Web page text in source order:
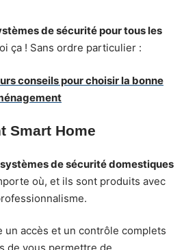
de sécurité pour tous les
ça ! Sans ordre particulier :
conseils pour choisir la bonne
Smart Home
systèmes de sécurité domestiques
où, et ils sont produits avec
un accès et un contrôle complets